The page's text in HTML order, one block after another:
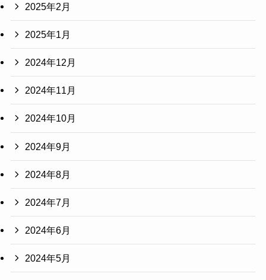
2025年2月
2025年1月
2024年12月
2024年11月
2024年10月
2024年9月
2024年8月
2024年7月
2024年6月
2024年5月